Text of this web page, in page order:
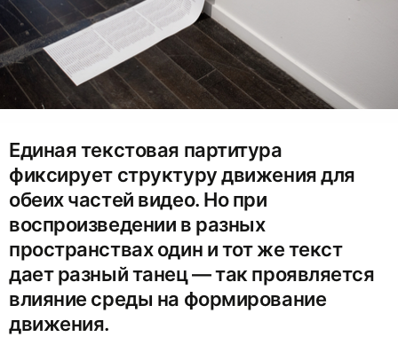
Единая текстовая партитура
фиксирует структуру движения для
обеих частей видео. Но при
воспроизведении в разных
пространствах один и тот же текст
дает разный танец — так проявляется
влияние среды на формирование
движения.